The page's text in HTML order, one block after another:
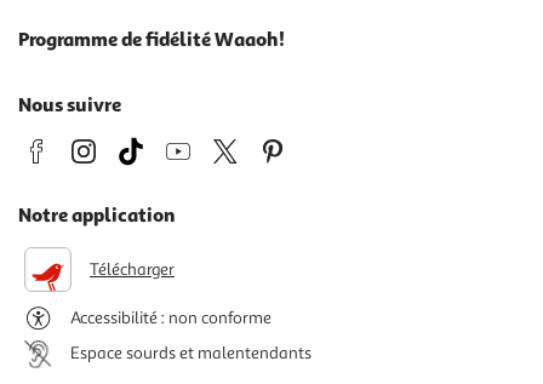
Programme de fidélité Waaoh!
Nous suivre
Notre application
Télécharger
Accessibilité : non conforme
Espace sourds et malentendants